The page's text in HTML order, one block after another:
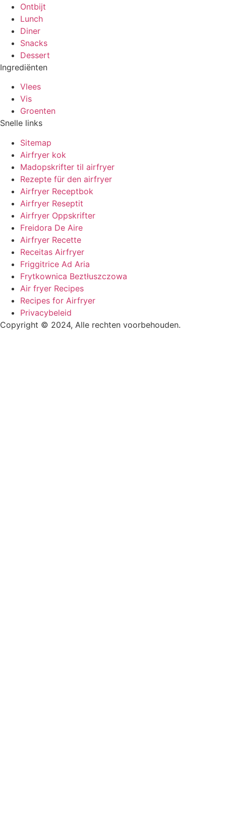
Ontbijt
Lunch
Diner
Snacks
Dessert
Ingrediënten
Vlees
Vis
Groenten
Snelle links
Sitemap
Airfryer kok
Madopskrifter til airfryer
Rezepte für den airfryer
Airfryer Receptbok
Airfryer Reseptit
Airfryer Oppskrifter
Freidora De Aire
Airfryer Recette
Receitas Airfryer
Friggitrice Ad Aria
Frytkownica Beztłuszczowa
Air fryer Recipes
Recipes for Airfryer
Privacybeleid
Copyright © 2024, Alle rechten voorbehouden.